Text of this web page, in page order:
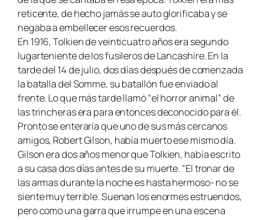
reticente, de hecho jamás se auto glorificaba y se
negaba a embellecer esos recuerdos.
En 1916, Tolkien de veinticuatro años era segundo
lugarteniente de los fusileros de Lancashire. En la
tarde del 14 de julio, dos días después de comenzada
la batalla del Somme, su batallón fue enviado al
frente. Lo que más tarde llamó “el horror animal” de
las trincheras era para entonces deconocido para él.
Pronto se enteraría que uno de sus más cercanos
amigos, Robert Gilson, había muerto ese mismo día.
Gilson era dos años menor que Tolkien, había escrito
a su casa dos días antes de su muerte. “El tronar de
las armas durante la noche es hasta hermoso- no se
siente muy terrible. Suenan los enormes estruendos,
pero como una garra que irrumpe en una escena